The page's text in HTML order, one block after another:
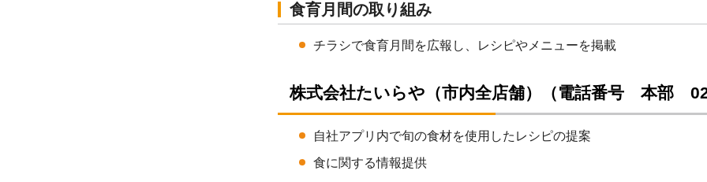
食育月間の取り組み
チラシで食育月間を広報し、レシピやメニューを掲載
株式会社たいらや（市内全店舗）（電話番号 本部
自社アプリ内で旬の食材を使用したレシピの提案
食に関する情報提供